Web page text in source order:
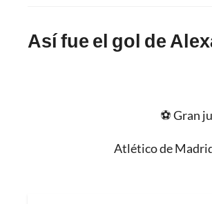
Así fue el gol de
⚽ Gran
Atlético de